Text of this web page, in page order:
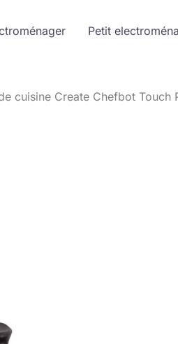
Petit
cuisine Create Chefbot